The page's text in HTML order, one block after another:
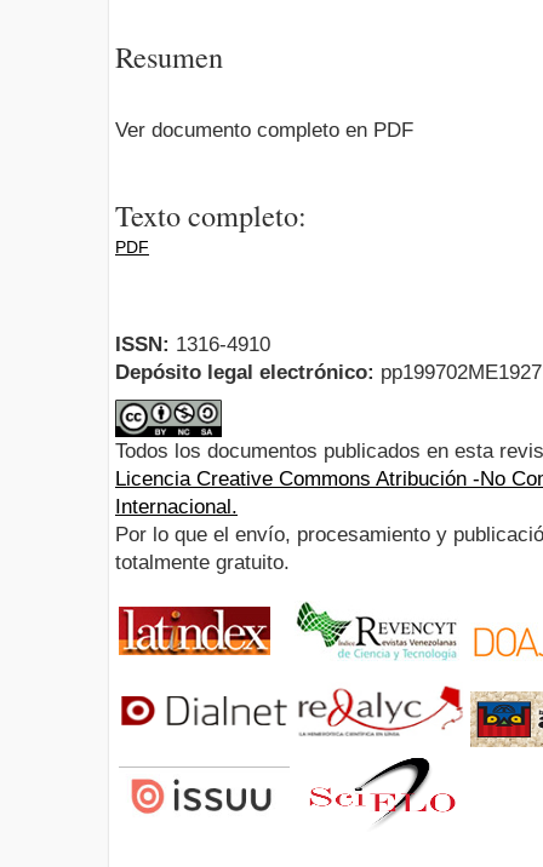
Resumen
Ver documento completo en PDF
Texto completo:
PDF
ISSN: 1316-4910
Depósito legal electrónico:
Todos los documentos publicados en esta
Licencia Creative Commons Atribución -No
Internacional.
Por lo que el envío, procesamiento y
totalmente gratuito.